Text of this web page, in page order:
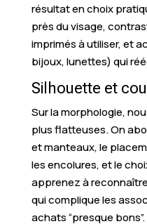
résultat en choix
près du visage,
imprimés à utiliser, et
bijoux, lunettes) qui
Silhouette et
Sur la morphologie,
plus flatteuses. On
et manteaux, le
les encolures, et le
apprenez à
qui complique les
achats “presque bons”.